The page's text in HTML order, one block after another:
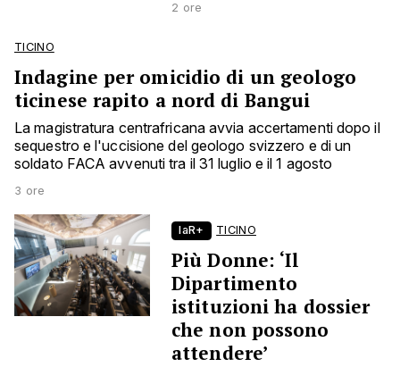
2 ore
TICINO
Indagine per omicidio di un geologo
ticinese rapito a nord di Bangui
La magistratura centrafricana avvia accertamenti dopo il
sequestro e l'uccisione del geologo svizzero e di un
soldato FACA avvenuti tra il 31 luglio e il 1 agosto
3 ore
laR+ TICINO
Più Donne: ‘Il
Dipartimento
istituzioni ha dossier
che non possono
attendere’